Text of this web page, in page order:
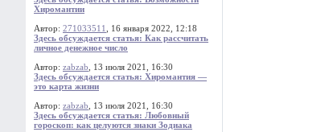
Хиромантии
Автор: 271033511
, 16 января 2022, 12:18
Здесь обсуждается статья: Как рассчитать
личное денежное число
Автор: zabzab , 13 июля 2021, 16:30
Здесь обсуждается статья: Хиромантия —
это карта жизни
Автор: zabzab , 13 июля 2021, 16:30
Здесь обсуждается статья: Любовный
гороскоп: как целуются знаки Зодиака